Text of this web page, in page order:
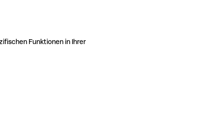
Funktionen in Ihrer